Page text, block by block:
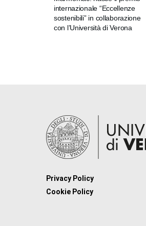
internazionale “Eccellenze
sostenibili” in collaborazione
con l’Università di Verona
Privacy Policy
Cookie Policy